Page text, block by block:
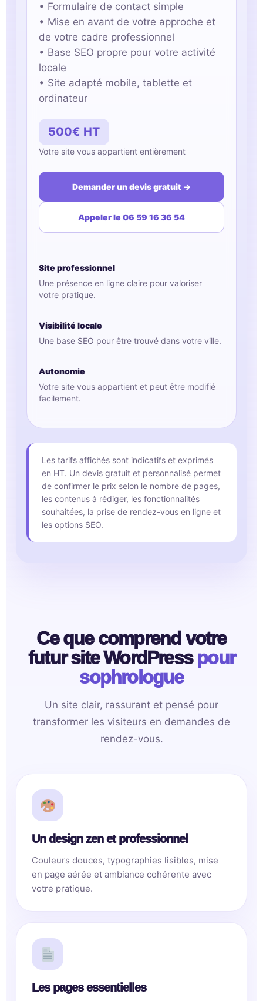
• Formulaire de contact simple
• Mise en avant de votre approche et
de votre cadre professionnel
• Base SEO propre pour votre activité
locale
• Site adapté mobile, tablette et
ordinateur
500€ HT
Votre site vous appartient entièrement
Demander un devis gratuit →
Appeler le 06 59 16 36 54
Site professionnel
Une présence en ligne claire pour valoriser
votre pratique.
Visibilité locale
Une base SEO pour être trouvé dans votre ville.
Autonomie
Votre site vous appartient et peut être modifié
facilement.
Les tarifs affichés sont indicatifs et exprimés
en HT. Un devis gratuit et personnalisé permet
de confirmer le prix selon le nombre de pages,
les contenus à rédiger, les fonctionnalités
souhaitées, la prise de rendez-vous en ligne et
les options SEO.
Ce que comprend votre
futur site WordPresspour
sophrologue
Un site clair, rassurant et pensé pour
transformer les visiteurs en demandes de
rendez-vous.
Un design zen et professionnel
Couleurs douces, typographies lisibles, mise
en page aérée et ambiance cohérente avec
votre pratique.
Les pages essentielles